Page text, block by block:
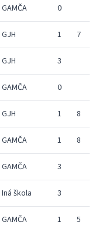
GAMČA 0
GJH 1 7
GJH 3
GAMČA 0
GJH 1 8
GAMČA 1 8
GAMČA 3
Iná škola 3
GAMČA 1 5